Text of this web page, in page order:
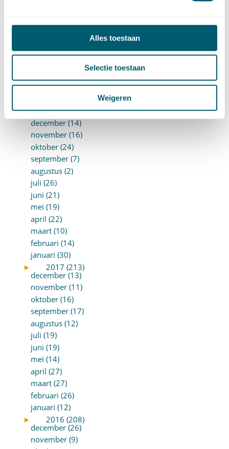
Alles toestaan
Selectie toestaan
Weigeren
mei (14)
maart (10)
►
2018 (205)
december (14)
november (16)
oktober (24)
september (7)
augustus (2)
juli (26)
juni (21)
mei (19)
april (22)
maart (10)
februari (14)
januari (30)
►
2017 (213)
december (13)
november (11)
oktober (16)
september (17)
augustus (12)
juli (19)
juni (19)
mei (14)
april (27)
maart (27)
februari (26)
januari (12)
►
2016 (208)
december (26)
november (9)